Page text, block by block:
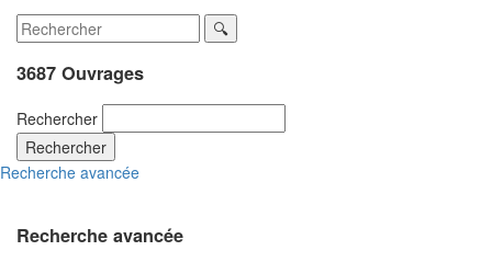
3687 Ouvrages
Rechercher
Rechercher
Recherche avancée
Recherche avancée